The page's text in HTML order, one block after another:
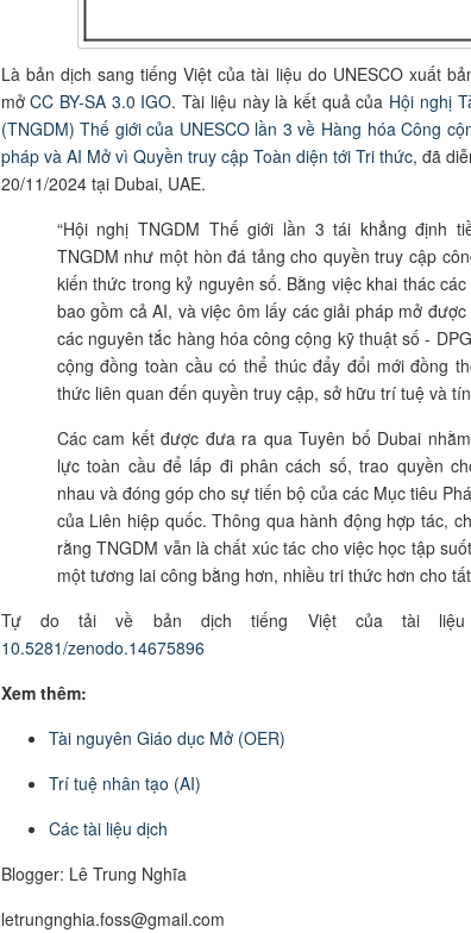
Là bản dịch sang tiếng Việt của tài liệu do UNESCO xuất
mởCC BY-SA 3.0 IGO. Tài liệu này là kết quả của Hội nghị
(TNGDM) Thế giới của UNESCO lần 3 về Hàng hóa Công
pháp và AI Mở vì Quyền truy cập Toàn diện tới Tri thức, đã
20/11/2024 tại Dubai, UAE.
“Hội nghị TNGDM Thế giới lần 3 tái khẳng định
TNGDM như một hòn đá tảng cho quyền truy cập
kiến thức trongkỷ nguyên số. Bằng việc khai thác
bao gồm cả AI, và việc ôm lấy các giải pháp mở
các nguyên tắc hàng hóa công cộng kỹ thuật số -
cộng đồng toàn cầu có thể thúc đẩy đổi mới đồng
thức liên quan đến quyền truy cập, sở hữu trí tuệ và
Các cam kết được đưa ra qua Tuyên bố Dubai
lực toàn cầu để lấp đi phân cách số, trao quyền
nhau và đóng góp cho sự tiến bộ của các Mục tiêu
của Liên hiệp quốc. Thông qua hành động hợp tác,
rằng TNGDM vẫn là chất xúc tác cho việc học tập
một tương lai công bằng hơn, nhiều tri thức hơn cho
Tự do tải về bản dịch tiếng Việt của tài
10.5281/zenodo.14675896
Xem thêm:
Tài nguyên Giáo dục Mở (OER)
Trí tuệ nhân tạo (AI)
Các tài liệu dịch
Blogger: Lê Trung Nghĩa
letrungnghia.foss@gmail.com